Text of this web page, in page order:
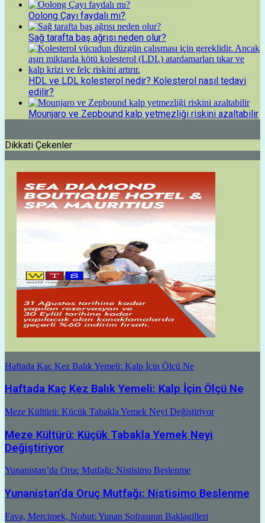
Oolong Çayı faydalı mı?
Sağ tarafta baş ağrısı neden olur?
HDL ve LDL kolesterol nedir? Kolesterol nasıl tedavi
edilir?
Mounjaro ve Zepbound kalp yetmezliği riskini azaltabilir
Dikkati Çekenler
Haftada Kaç Kez Balık Yemeli: Kalp İçin Ölçü Ne
Haftada Kaç Kez Balık Yemeli: Kalp İçin Ölçü Ne
Meze Kültürü: Küçük Tabakla Yemek Neyi Değiştiriyor
Meze Kültürü: Küçük Tabakla Yemek Neyi
Değiştiriyor
Yunanistan’da Oruç Mutfağı: Nistisimo Beslenme
Yunanistan’da Oruç Mutfağı: Nistisimo Beslenme
Fava, Mercimek, Nohut: Yunan Sofrasının Baklagilleri